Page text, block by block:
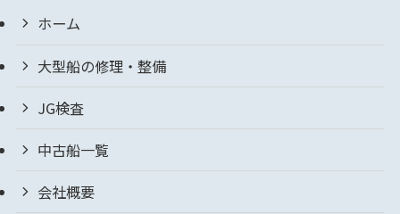
ホーム
大型船の修理・整備
JG検査
中古船一覧
会社概要